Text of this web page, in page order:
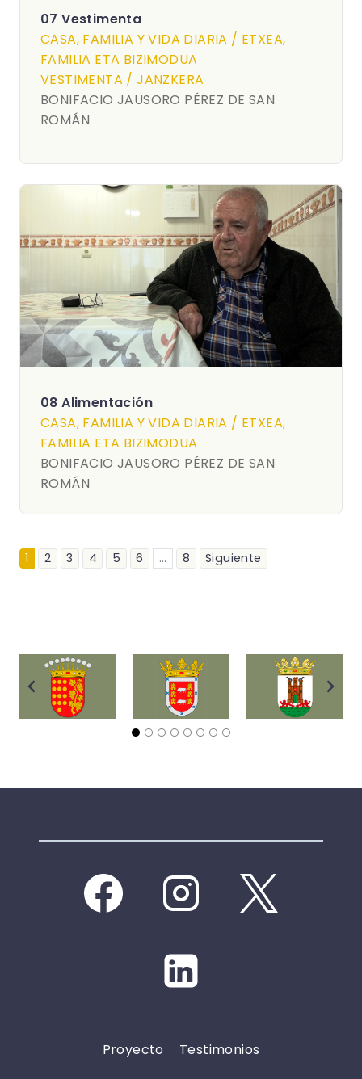
07 Vestimenta
CASA, FAMILIA Y VIDA DIARIA / ETXEA,
FAMILIA ETA BIZIMODUA
VESTIMENTA / JANZKERA
BONIFACIO JAUSORO PÉREZ DE SAN
ROMÁN
08 Alimentación
CASA, FAMILIA Y VIDA DIARIA / ETXEA,
FAMILIA ETA BIZIMODUA
BONIFACIO JAUSORO PÉREZ DE SAN
ROMÁN
1 2 3 4 5 6 ... 8 Siguiente
Proyecto Testimonios